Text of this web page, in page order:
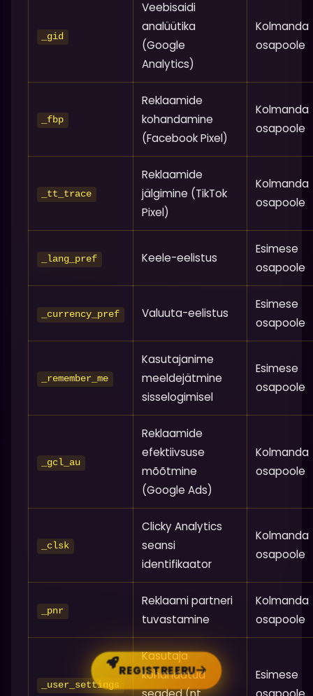
_gid
Veebisaidi
analüütika
(Google
Analytics)
Kolmanda
osapoole
_fbp
Reklaamide
kohandamine
(Facebook Pixel)
Kolmanda
osapoole
_tt_trace
Reklaamide
jälgimine (TikTok
Pixel)
Kolmanda
osapoole
_lang_pref Keele-eelistus
Esimese
osapoole
_currency_pref Valuuta-eelistus
Esimese
osapoole
_remember_me
Kasutajanime
meeldejätmine
sisselogimisel
Esimese
osapoole
_gcl_au
Reklaamide
efektiivsuse
mõõtmine
(Google Ads)
Kolmanda
osapoole
_clsk
Clicky Analytics
seansi
identifikaator
Kolmanda
osapoole
_pnr
Reklaami partneri
tuvastamine
Kolmanda
osapoole
_user_settings
Kasutaja
kohandatud
Esimese
REGISTREERU